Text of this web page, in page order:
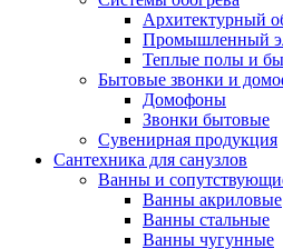
Архитектурный
Промышленный
Теплые полы и
Бытовые звонки и
Домофоны
Звонки бытовые
Сувенирная продукция
Сантехника для санузлов
Ванны и
Ванны акриловые
Ванны стальные
Ванны чугунные